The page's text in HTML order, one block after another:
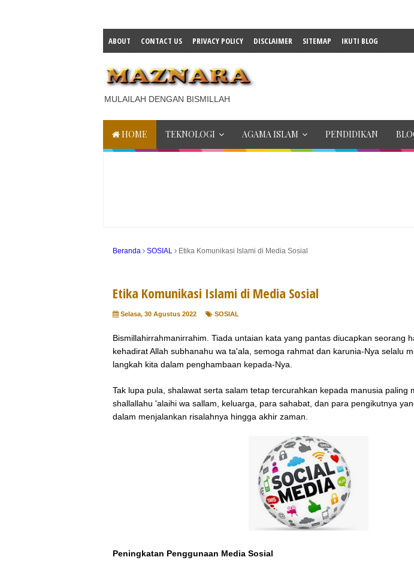
ABOUT CONTACT US PRIVACY POLICY DISCLAIMER SITEMAP IKUTI BLOG
MULAILAH DENGAN BISMILLAH
HOME TEKNOLOGI AGAMA ISLAM PENDIDIKAN
Beranda SOSIAL Etika Komunikasi Islami di Media Sosial
Etika Komunikasi Islami di Media Sosial
Selasa, 30 Agustus 2022 SOSIAL
Bismillahirrahmanirrahim. Tiada untaian kata yang pantas diucapkan seorang
kehadirat Allah subhanahu wa ta'ala, semoga rahmat dan karunia-Nya selalu
langkah kita dalam penghambaan kepada-Nya.
Tak lupa pula, shalawat serta salam tetap tercurahkan kepada manusia paling
shallallahu 'alaihi wa sallam, keluarga, para sahabat, dan para pengikutnya
dalam menjalankan risalahnya hingga akhir zaman.
Peningkatan Penggunaan Media Sosial